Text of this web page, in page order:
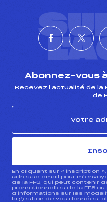
Abonnez-vous
Recevez l’actualité de la
de
En cliquant sur « inscription
adresse email pour
de la FFS, qui peut contenir
promotionnelles de la FFS
d’informations sur les
la gestion de vos données,